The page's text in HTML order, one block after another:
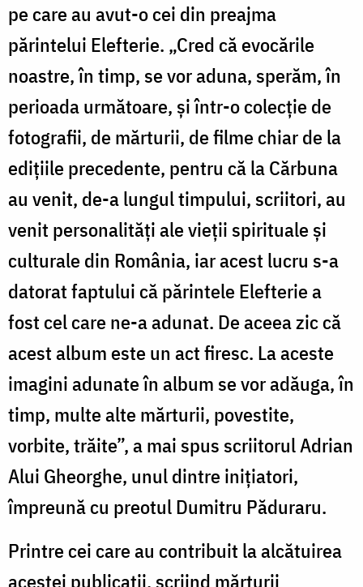
pe care au avut-o cei din preajma
părintelui Elefterie. „Cred că evocările
noastre, în timp, se vor aduna, sperăm, în
perioada următoare, și într-o colecție de
fotografii, de mărturii, de filme chiar de la
edițiile precedente, pentru că la Cărbuna
au venit, de-a lungul timpului, scriitori, au
venit personalități ale vieții spirituale și
culturale din România, iar acest lucru s-a
datorat faptului că părintele Elefterie a
fost cel care ne-a adunat. De aceea zic că
acest album este un act firesc. La aceste
imagini adunate în album se vor adăuga, în
timp, multe alte mărturii, povestite,
vorbite, trăite”, a mai spus scriitorul Adrian
Alui Gheorghe, unul dintre inițiatori,
împreună cu preotul Dumitru Păduraru.
Printre cei care au contribuit la alcătuirea
acestei publicații, scriind mărturii